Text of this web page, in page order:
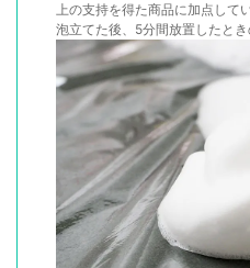
上の支持を得た商品に加点して
泡立てた後、5分間放置したと